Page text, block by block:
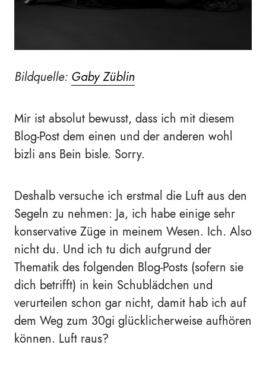
Bildquelle: Gaby Züblin
Mir ist absolut bewusst, dass ich mit diesem
Blog-Post dem einen und der anderen wohl
bizli ans Bein bisle. Sorry.
Deshalb versuche ich erstmal die Luft aus den
Segeln zu nehmen: Ja, ich habe einige sehr
konservative Züge in meinem Wesen. Ich. Also
nicht du. Und ich tu dich aufgrund der
Thematik des folgenden Blog-Posts (sofern sie
dich betrifft) in kein Schublädchen und
verurteilen schon gar nicht, damit hab ich auf
dem Weg zum 30gi glücklicherweise aufhören
können. Luft raus?